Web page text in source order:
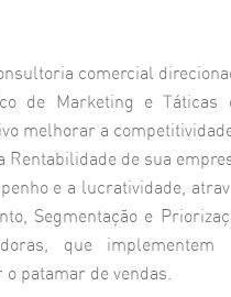
comercial
de Marketing e Táticas
melhorar a
Rentabilidade de sua
e a lucratividade,
Segmentação e
que implementem
patamar de vendas.